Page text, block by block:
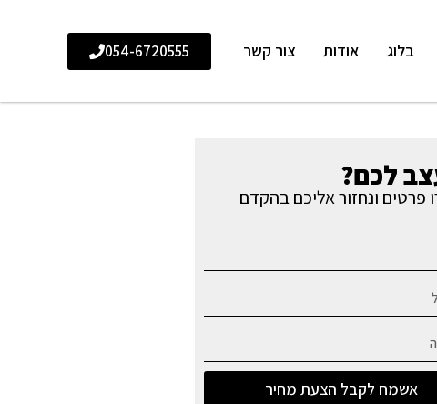
בלוג אודות צור קשר 054-6720555
לכם?
פרטים ונחזור אליכם בהקדם
אשמח לקבל הצעת מחיר